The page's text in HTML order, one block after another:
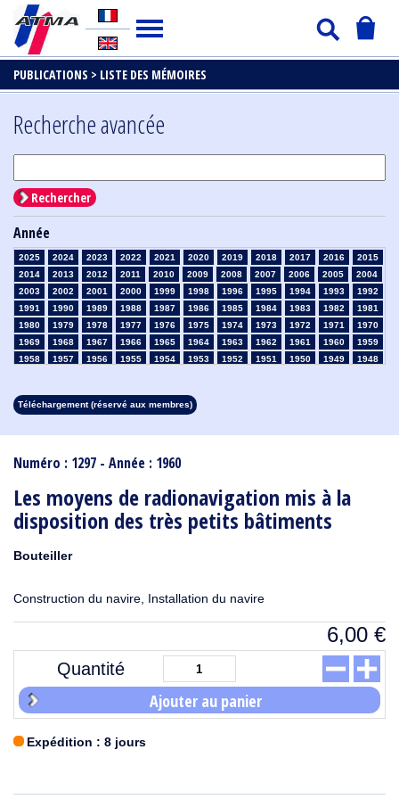
PUBLICATIONS > LISTE DES MÉMOIRES
Numéro : 1297 - Année : 1960
Les moyens de radionavigation mis à la
disposition des très petits bâtiments
Bouteiller
Construction du navire, Installation du navire
6,00 €
Quantité
Ajouter au panier
Expédition : 8 jours
Recherche avancée
Rechercher
Année
2025 2024 2023 2022 2021 2020 2019 2018 2017 2016
2015
2014
2013 2012 2011 2010 2009 2008 2007 2006 2005
2004
2003
2002 2001 2000 1999 1998 1996 1995 1994 1993
1992
1991
1990 1989 1988 1987 1986 1985 1984 1983 1982
1981
1980
1979 1978 1977 1976 1975 1974 1973 1972 1971
1970
1969
1968 1967 1966 1965 1964 1963 1962 1961 1960
1959
1958
1957 1956 1955 1954 1953 1952 1951 1950 1949
1948
1913
1912 1911 1910 1909 1908
Téléchargement (réservé aux membres)